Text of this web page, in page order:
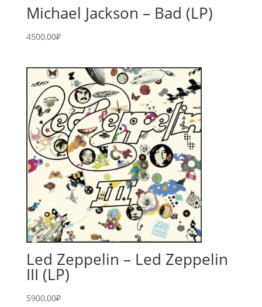
Michael Jackson – Bad (LP)
4500,00₽
Led Zeppelin – Led Zeppelin
III (LP)
5900,00₽